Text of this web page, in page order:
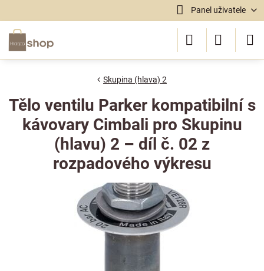
Panel uživatele
Skupina (hlava) 2
Tělo ventilu Parker kompatibilní s
kávovary Cimbali pro Skupinu
(hlavu) 2 – díl č. 02 z
rozpadového výkresu